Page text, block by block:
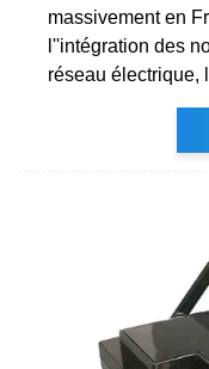
massivement en
l''intégration des
réseau électrique,